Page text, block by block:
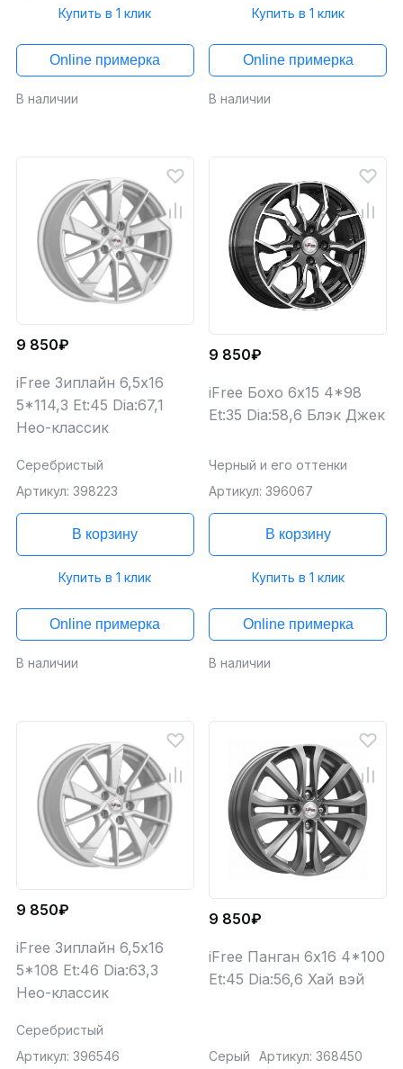
Купить в 1 клик
Online примерка
В наличии
Купить в 1 клик
Online примерка
В наличии
9 850₽
iFree Зиплайн 6,5x16
5*114,3 Et:45 Dia:67,1
Нео-классик
Серебристый
Артикул: 398223
В корзину
Купить в 1 клик
Online примерка
В наличии
9 850₽
iFree Бохо 6x15 4*98
Et:35 Dia:58,6 Блэк Джек
Черный и его оттенки
Артикул: 396067
В корзину
Купить в 1 клик
Online примерка
В наличии
9 850₽
iFree Зиплайн 6,5x16
5*108 Et:46 Dia:63,3
Нео-классик
Серебристый
Артикул: 396546
9 850₽
iFree Панган 6x16 4*100
Et:45 Dia:56,6 Хай вэй
Серый Артикул: 368450